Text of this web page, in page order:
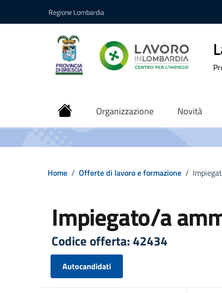
Regione Lombardia
Organizzazione Novità
Home / Offerte di lavoro e formazione /
Impiegato/a
Codice offerta: 42434
Autocandidati